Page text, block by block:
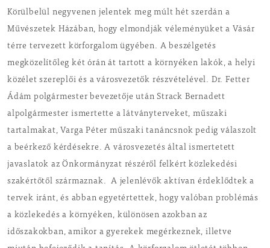
Körülbelül negyvenen jelentek meg múlt hét szerdán a
Művészetek Házában, hogy elmondják véleményüket a Vásár
térre tervezett körforgalom ügyében. A beszélgetés
megközelítőleg két órán át tartott a környéken lakók, a helyi
közélet szereplői és a városvezetők részvételével. Dr. Fetter
Ádám polgármester bevezetője után Strack Bernadett
alpolgármester ismertette a látványterveket, műszaki
tartalmakat, Varga Péter műszaki tanáncsnok pedig válaszolt
a beérkező kérdésekre. A városvezetés által ismertetett
javaslatok az Önkormányzat részéről felkért közlekedési
szakértőtől származnak. A jelenlévők aktívan érdeklődtek a
tervek iránt, és abban egyetértettek, hogy valóban problémás
a közlekedés a környéken, különösen azokban az
időszakokban, amikor a gyerekek megérkeznek, illetve